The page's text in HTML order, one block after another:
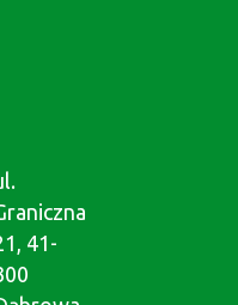
41-